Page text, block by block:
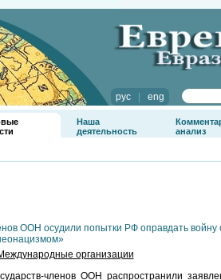
рус| eng
Наша
деятельность
анализ
ООН осудили попытки РФ оправдать войну
организации
членов ООН распространили